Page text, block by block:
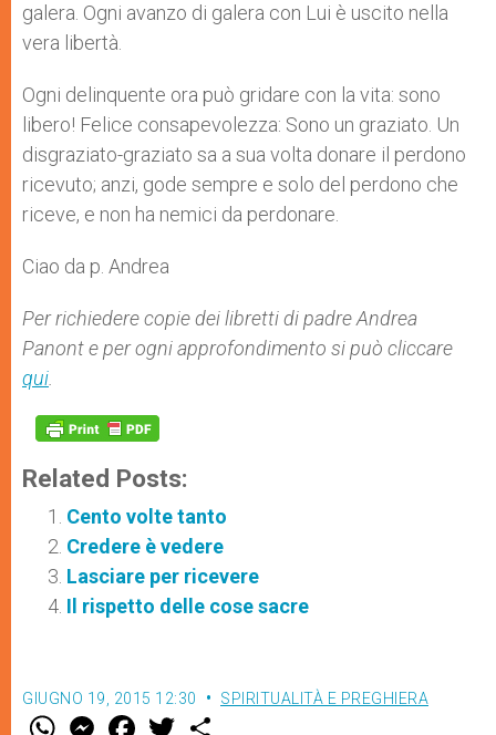
galera. Ogni avanzo di galera con Lui è uscito nella
vera libertà.
Ogni delinquente ora può gridare con la vita: sono
libero! Felice consapevolezza: Sono un graziato. Un
disgraziato-graziato sa a sua volta donare il perdono
ricevuto; anzi, gode sempre e solo del perdono che
riceve, e non ha nemici da perdonare.
Ciao da p. Andrea
Per richiedere copie dei libretti di padre Andrea
Panont e per ogni approfondimento si può cliccare
qui
Related Posts:
Cento volte tanto
Credere è vedere
Lasciare per ricevere
Il rispetto delle cose sacre
GIUGNO 19, 2015 12:30 SPIRITUALITÀ E PREGHIERA
W M F